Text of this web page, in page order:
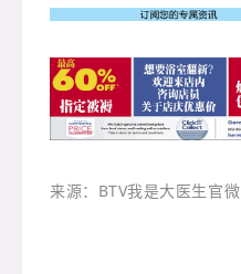
来源：BTV我是大医生官微